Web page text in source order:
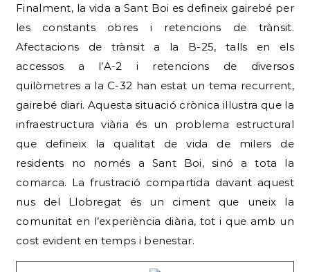
Finalment, la vida a Sant Boi es defineix gairebé per
les constants obres i retencions de trànsit.
Afectacions de trànsit a la B-25, talls en els
accessos a l’A-2 i retencions de diversos
quilòmetres a la C-32 han estat un tema recurrent,
gairebé diari. Aquesta situació crònica il·lustra que la
infraestructura viària és un problema estructural
que defineix la qualitat de vida de milers de
residents no només a Sant Boi, sinó a tota la
comarca. La frustració compartida davant aquest
nus del Llobregat és un ciment que uneix la
comunitat en l’experiència diària, tot i que amb un
cost evident en temps i benestar.